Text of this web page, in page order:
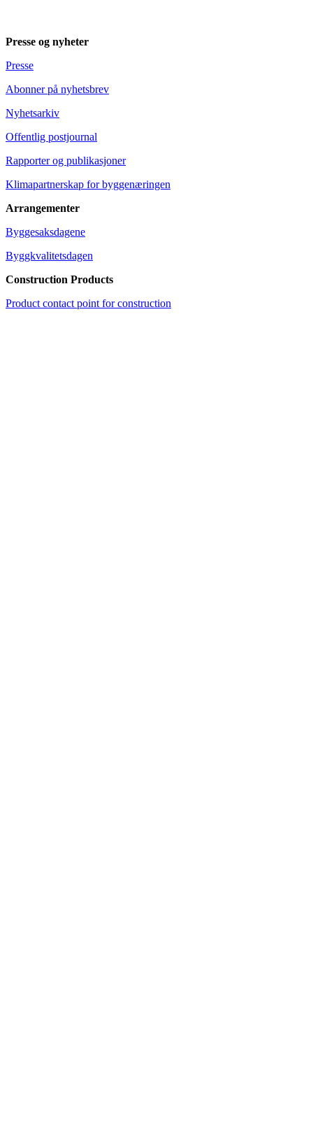
Presse og nyheter
Presse
Abonner på nyhetsbrev
Nyhetsarkiv
Offentlig postjournal
Rapporter og publikasjoner
Klimapartnerskap for byggenæringen
Arrangementer
Byggesaksdagene
Byggkvalitetsdagen
Construction Products
Product contact point for construction